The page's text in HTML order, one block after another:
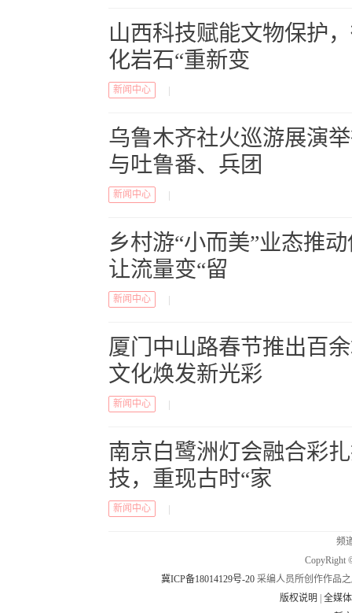
山西科技赋能文物保护
化岩石“重新变
新闻中心
乌鲁木齐社火巡游展演
与吐鲁番、兵团
新闻中心
乡村游“小而美”业态推
让流量变“留
新闻中心
厦门中山路春节推出百
文化焕发新光彩
新闻中心
南京白鹭洲灯会融合彩
技，重现古时“家
新闻中心
频
CopyRight
冀ICP备18014129号-20 采编人员所创作作品
版权说明
|全媒